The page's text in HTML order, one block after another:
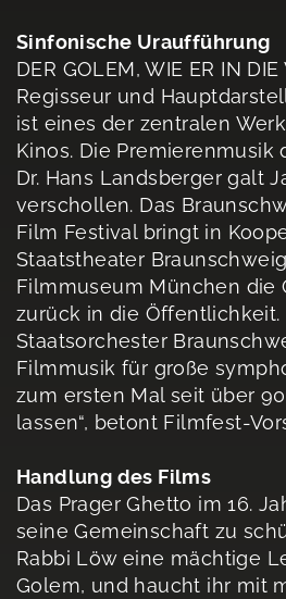
Sinfonische Uraufführung
DER GOLEM, WIE ER IN
Regisseur und
ist eines der zentralen
Kinos. Die Premierenmusik
Dr. Hans Landsberger galt
verschollen. Das
Film Festival bringt in
Staatstheater
Filmmuseum München die
zurück in die Öffentlichkeit.
Staatsorchester
Filmmusik für große
zum ersten Mal seit über
lassen“, betont Filmfest-
Handlung des Films
Das Prager Ghetto im 16.
seine Gemeinschaft zu
Rabbi Löw eine mächtige
Golem, und haucht ihr mit